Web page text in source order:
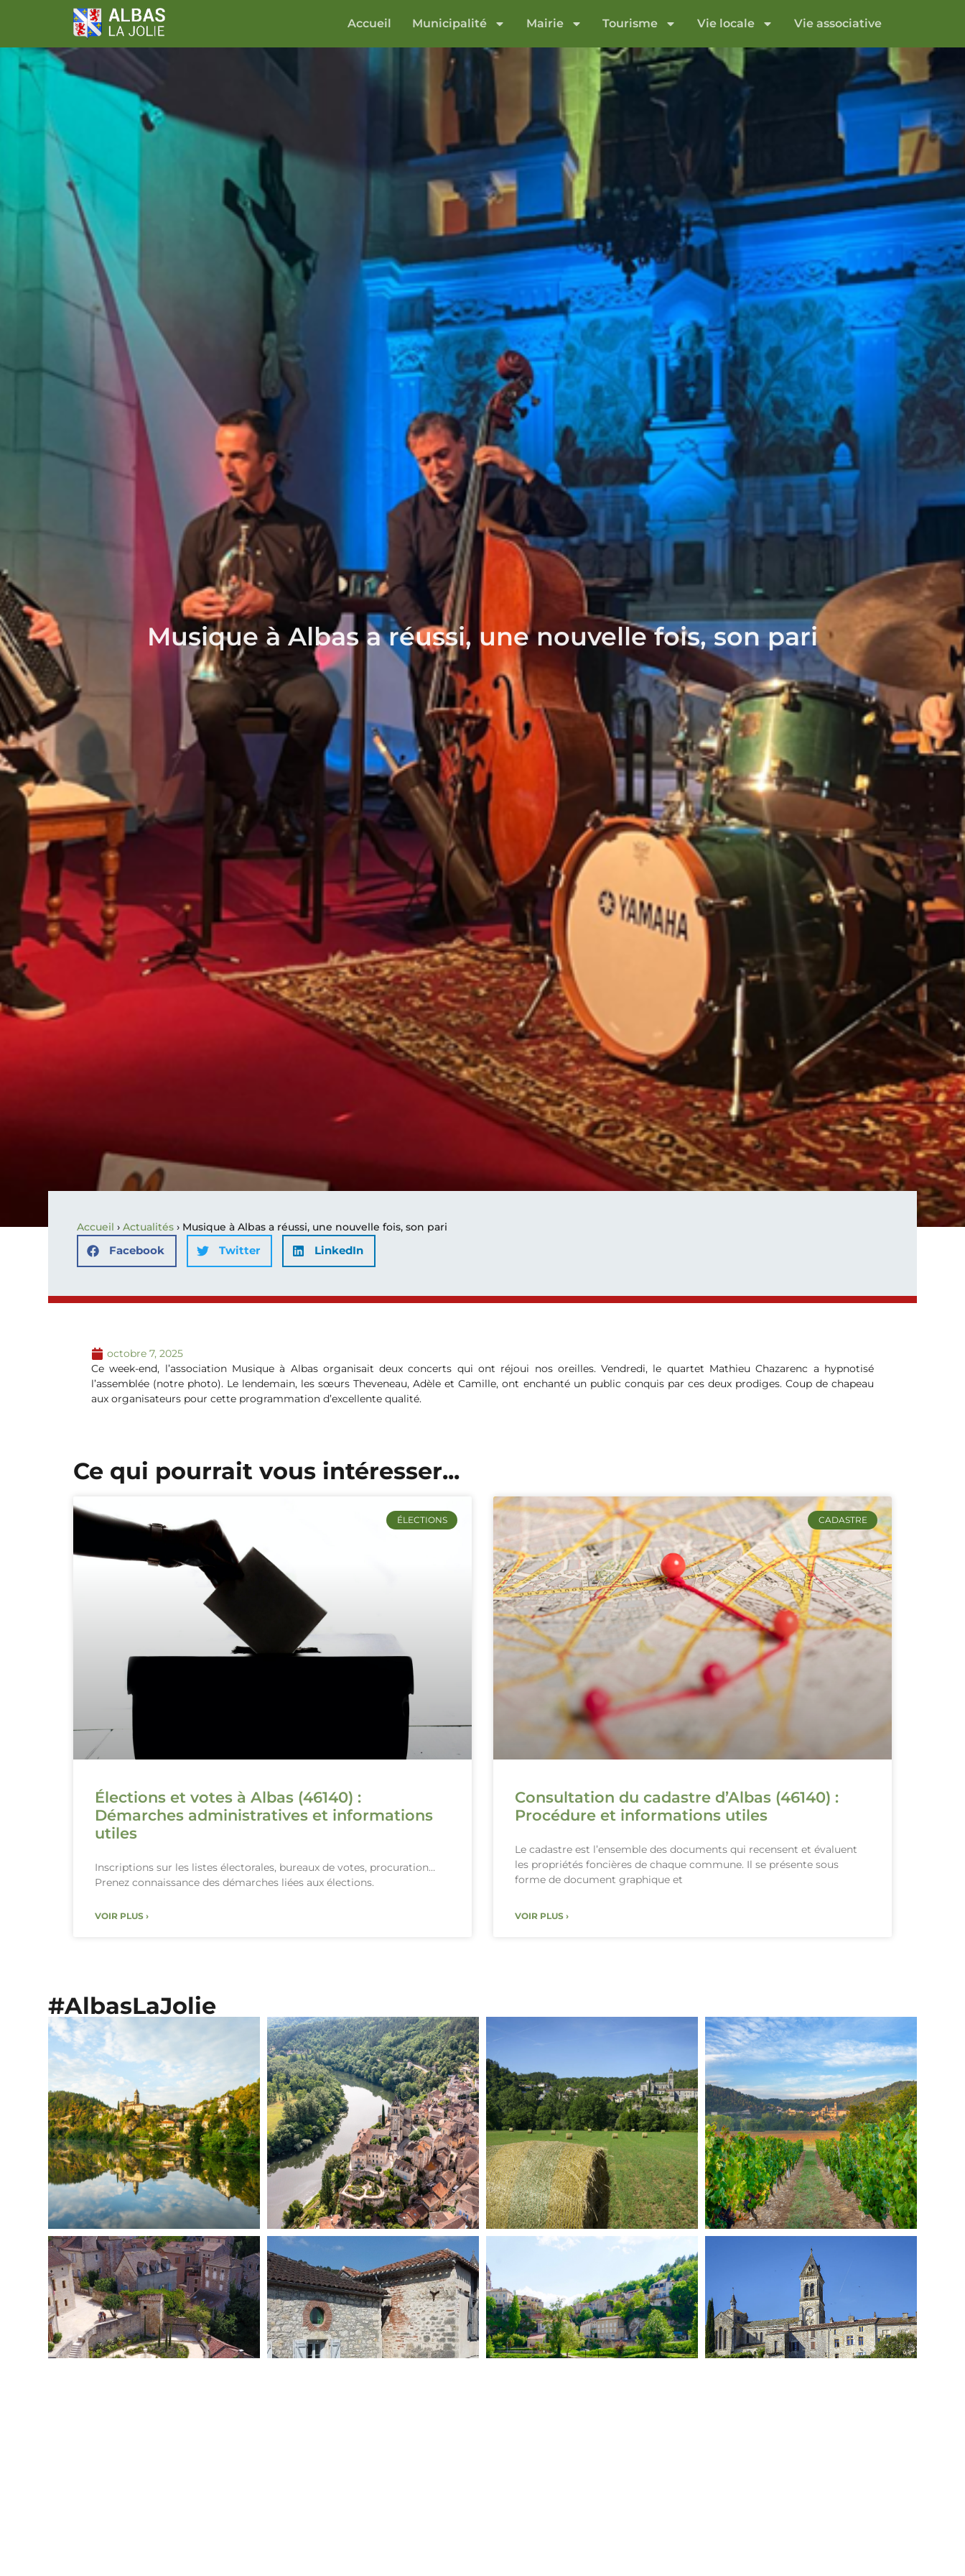
Accueil Municipalité Mairie Tourisme Vie locale Vie associative
Musique à Albas a réussi, une nouvelle fois, son pari
Accueil ›Actualités › Musique à Albas a réussi, une nouvelle fois, son pari
Facebook Twitter LinkedIn
octobre 7, 2025
Ce week-end, l’association Musique à Albas organisait deux concerts qui ont réjoui nos oreilles. Vendredi, le quartet Mathieu Chazarenc a hypnotisé
l’assemblée (notre photo). Le lendemain, les sœurs Theveneau, Adèle et Camille, ont enchanté un public conquis par ces deux prodiges. Coup de chapeau
aux organisateurs pour cette programmation d’excellente qualité.
Ce qui pourrait vous intéresser...
ÉLECTIONS
Élections et votes à Albas (46140) :
Démarches administratives et informations
utiles
Inscriptions sur les listes électorales, bureaux de votes, procuration…
Prenez connaissance des démarches liées aux élections.
VOIR PLUS ›
CADASTRE
Consultation du cadastre d’Albas (46140) :
Procédure et informations utiles
Le cadastre est l’ensemble des documents qui recensent et évaluent
les propriétés foncières de chaque commune. Il se présente sous
forme de document graphique et
VOIR PLUS ›
#AlbasLaJolie